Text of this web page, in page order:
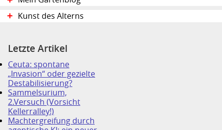
Kunst des Alterns
Letzte Artikel
Ceuta: spontane
„Invasion“ oder gezielte
Destabilisierung?
Sammelsurium,
2.Versuch (Vorsicht
Kellerralley!)
Machtergreifung durch